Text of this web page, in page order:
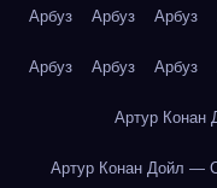
Арбуз Арбуз Арбуз
Арбуз Арбуз Арбуз
Артур Конан
Артур Конан Дойл —